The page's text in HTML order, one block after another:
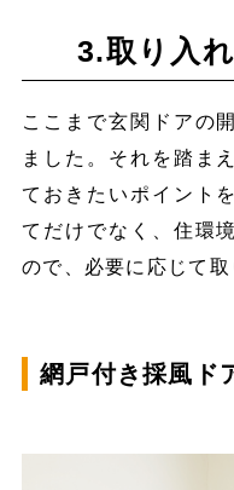
3.取り入
ここまで玄関ドアの
ました。それを踏ま
ておきたいポイント
てだけでなく、住環
ので、必要に応じて取
網戸付き採風ド